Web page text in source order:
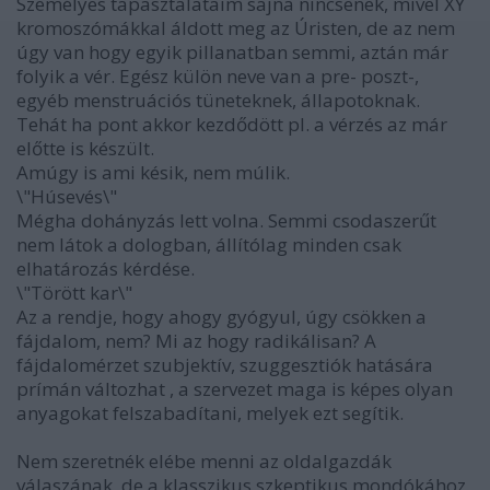
kromoszómákkal áldott meg az Úristen, de az nem
úgy van hogy egyik pillanatban semmi, aztán már
folyik a vér. Egész külön neve van a pre- poszt-,
egyéb menstruációs tüneteknek, állapotoknak.
Tehát ha pont akkor kezdődött pl. a vérzés az már
előtte is készült.
Amúgy is ami késik, nem múlik.
\"Húsevés\"
Mégha dohányzás lett volna. Semmi csodaszerűt
nem látok a dologban, állítólag minden csak
elhatározás kérdése.
\"Törött kar\"
Az a rendje, hogy ahogy gyógyul, úgy csökken a
fájdalom, nem? Mi az hogy radikálisan? A
fájdalomérzet szubjektív, szuggesztiók hatására
prímán változhat , a szervezet maga is képes olyan
anyagokat felszabadítani, melyek ezt segítik.
Nem szeretnék elébe menni az oldalgazdák
válaszának, de a klasszikus szkeptikus mondókához